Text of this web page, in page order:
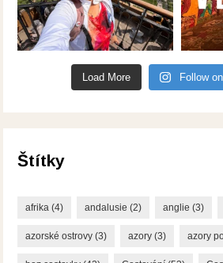
Load More Follow
Štítky
afrika (4) andalusie (2) anglie (3)
azorské ostrovy (3) azory (3) azory